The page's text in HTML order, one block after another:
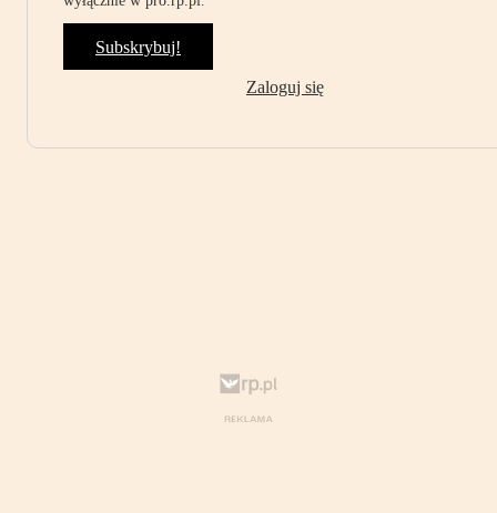
Subskrybuj!
Zaloguj się